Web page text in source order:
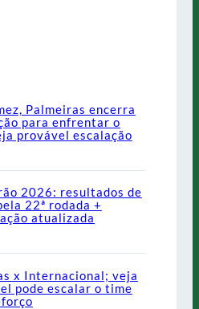
Palmeiras encerra
para enfrentar o
provável escalação
2026: resultados de
22ª rodada +
atualizada
x Internacional; veja
pode escalar o time